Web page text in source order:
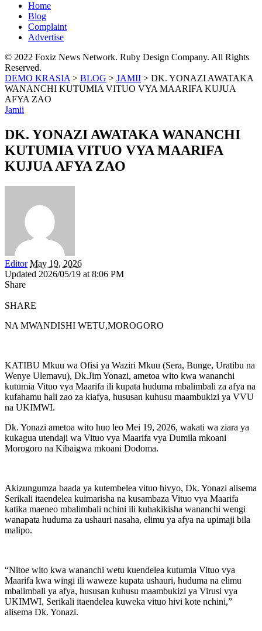
Home
Blog
Complaint
Advertise
© 2022 Foxiz News Network. Ruby Design Company. All Rights
Reserved.
DEMO KRASIA > BLOG > JAMII > DK. YONAZI AWATAKA
WANANCHI KUTUMIA VITUO VYA MAARIFA KUJUA
AFYA ZAO
Jamii
DK. YONAZI AWATAKA WANANCHI
KUTUMIA VITUO VYA MAARIFA
KUJUA AFYA ZAO
Editor May 19, 2026
Updated 2026/05/19 at 8:06 PM
Share
SHARE
NA MWANDISHI WETU,MOROGORO
KATIBU Mkuu wa Ofisi ya Waziri Mkuu (Sera, Bunge, Uratibu na
Wenye Ulemavu), Dk.Jim Yonazi, ametoa wito kwa wananchi
kutumia Vituo vya Maarifa ili kupata huduma mbalimbali za afya na
kufahamu hali zao za kiafya, hususan kuhusu maambukizi ya VVU
na UKIMWI.
Dk. Yonazi ametoa wito huo leo Mei 19, 2026, wakati wa ziara ya
kukagua utendaji wa Vituo vya Maarifa vya Dumila mkoani
Morogoro na Kibaigwa mkoani Dodoma.
Akizungumza baada ya kutembelea vituo hivyo, Dk. Yonazi alisema
Serikali itaendelea kuimarisha na kusambaza Vituo vya Maarifa
katika maeneo mbalimbali nchini ili kuhakikisha wananchi wengi
wanapata huduma za ushauri nasaha, elimu ya afya na upimaji bila
malipo.
“Nitoe wito kwa wananchi wetu kuendelea kutumia Vituo vya
Maarifa kwa wingi ili waweze kupata ushauri, huduma na elimu
mbalimbali ya afya, hususan kuhusu maambukizi ya Virusi vya
UKIMWI. Serikali itaendelea kuweka vituo hivi kote nchini,”
alisema Dk. Yonazi.